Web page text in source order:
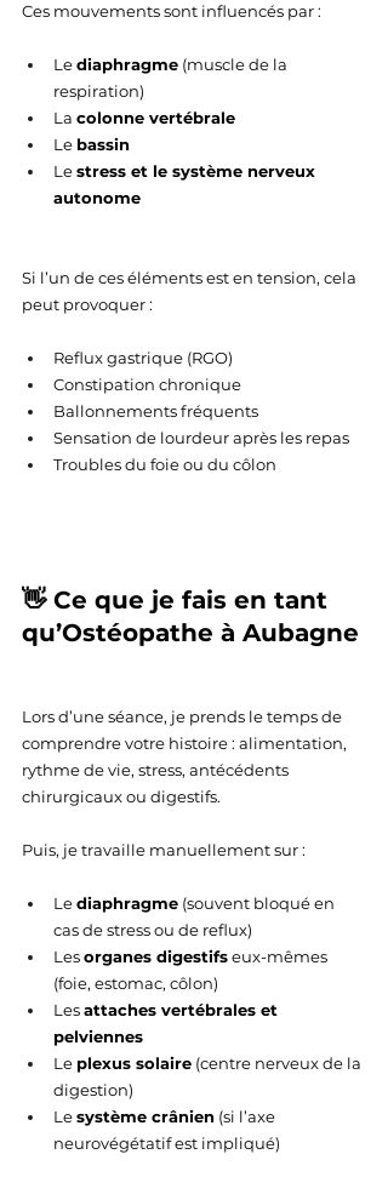
Ces mouvements sont influencés par :
Le diaphragme (muscle de la
respiration)
La colonne vertébrale
Le bassin
Le stress et le système nerveux
autonome
Si l’un de ces éléments est en tension, cela
peut provoquer :
Reflux gastrique (RGO)
Constipation chronique
Ballonnements fréquents
Sensation de lourdeur après les repas
Troubles du foie ou du côlon
👋 Ce que je fais en tant
qu’Ostéopathe à Aubagne
Lors d’une séance, je prends le temps de
comprendre votre histoire : alimentation,
rythme de vie, stress, antécédents
chirurgicaux ou digestifs.
Puis, je travaille manuellement sur :
Le diaphragme (souvent bloqué en
cas de stress ou de reflux)
Les organes digestifs eux-mêmes
(foie, estomac, côlon)
Les attaches vertébrales et
pelviennes
Le plexus solaire (centre nerveux de la
digestion)
Le système crânien (si l’axe
neurovégétatif est impliqué)